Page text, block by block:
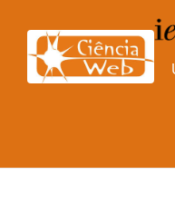
para
conteúdo